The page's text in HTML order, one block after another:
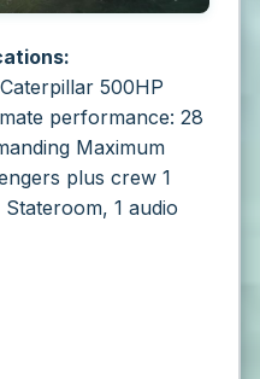
500HP
performance: 28
Maximum
plus crew 1
1 audio